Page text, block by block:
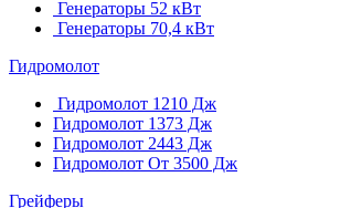
Генераторы 52 кВт
Генераторы 70,4 кВт
Гидромолот
Гидромолот 1210 Дж
Гидромолот 1373 Дж
Гидромолот 2443 Дж
Гидромолот От 3500 Дж
Грейферы